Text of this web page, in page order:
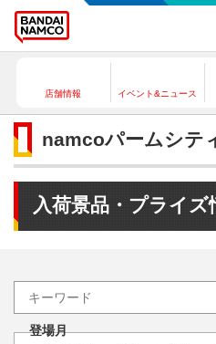
店舗情報 イベント&ニュース
namcoパームシテ
入荷景品・プライズ
登場月